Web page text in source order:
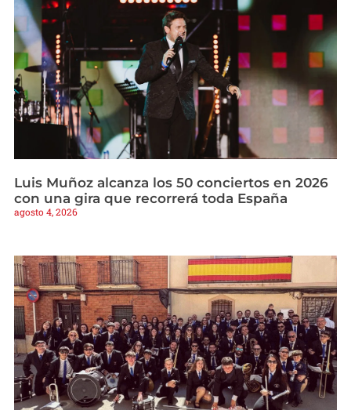
Luis Muñoz alcanza los 50 conciertos en 2026
con una gira que recorrerá toda España
agosto 4, 2026